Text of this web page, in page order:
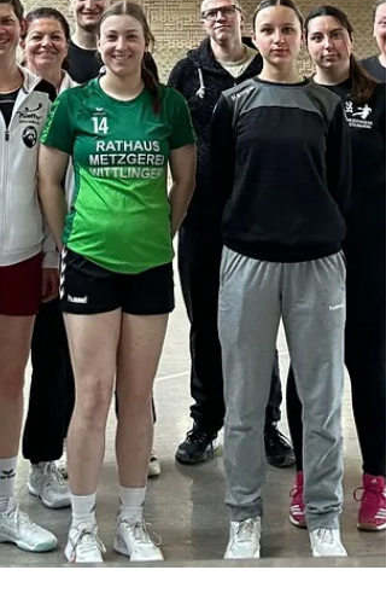
Hinrunde. Im September startete das Team
um den scheidenden Trainer Klaus Nissle
vielversprechend mit einem 27:32
Auswärtssieg in die Runde. Das Rückspiel
vergangenen Samstag stand jedoch unter
komplett anderen Vorzeichen. Wie schon
häufig thematisiert, hatte der TVS während
der gesamten Saison mit ungewöhnlich viel
Verletzungspech und fragwürdig langen